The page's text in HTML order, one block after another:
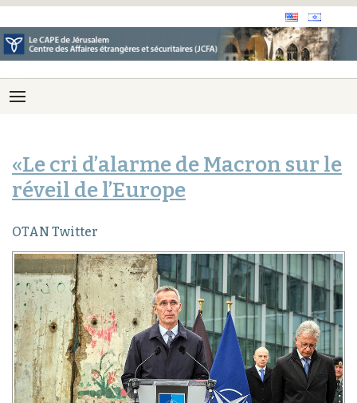
«Le cri d’alarme de Macron sur le
réveil de l’Europe
OTAN Twitter